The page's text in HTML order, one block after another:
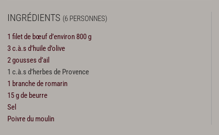
INGRÉDIENTS (6 PERSONNES)
1 filet de bœuf d’environ 800 g
3 c.à.s d’huile d’olive
2 gousses d’ail
1 c.à.s d’herbes de Provence
1 branche de romarin
15 g de beurre
Sel
Poivre du moulin